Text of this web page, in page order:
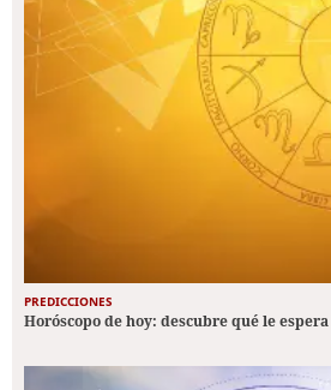
PREDICCIONES
Horóscopo de hoy: descubre qué le